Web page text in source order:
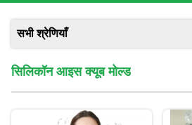
सभी श्रेणियाँ
सिलिकॉन आइस क्यूब मोल्ड